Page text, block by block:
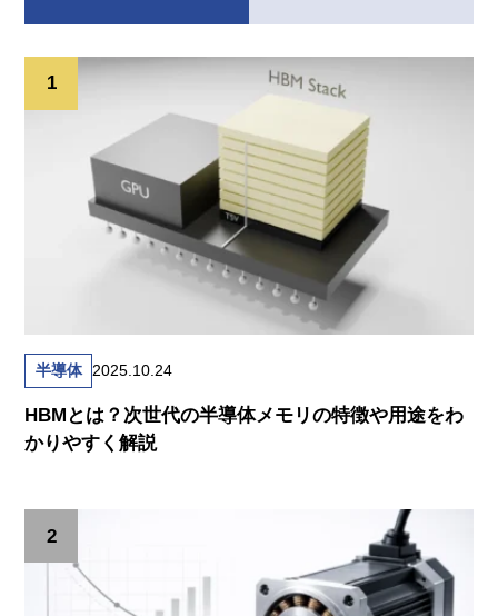
半導体 2025.10.24
HBMとは？次世代の半導体メモリの特徴や用途をわ
かりやすく解説